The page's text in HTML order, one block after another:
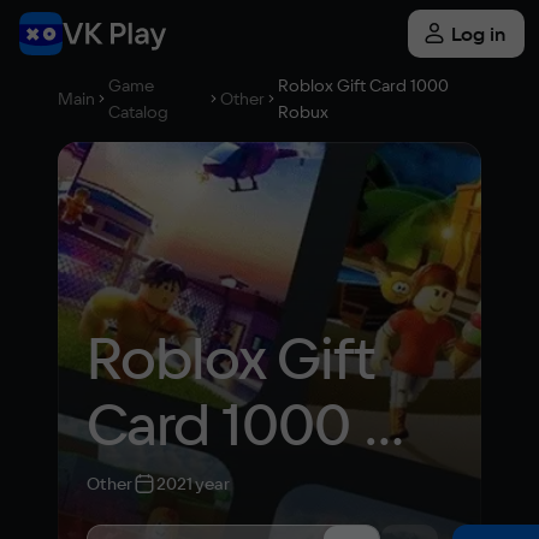
Log in
Main
Game
Catalog
Other
Roblox Gift Card 1000
Robux
Roblox Gift
Card 1000
Robux
Other 2021 year